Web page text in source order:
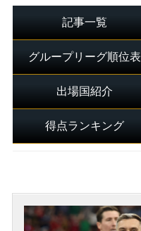
記事一覧
グループリーグ順位表
出場国紹介
得点ランキング